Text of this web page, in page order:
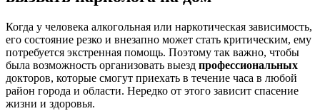
Когда у человека алкогольная или наркотическая зависимость,
его состояние резко и внезапно может стать критическим, ему
потребуется экстренная помощь. Поэтому так важно, чтобы
была возможность организовать выезд профессиональных
докторов, которые смогут приехать в течение часа в любой
район города и области. Нередко от этого зависит спасение
жизни и здоровья.